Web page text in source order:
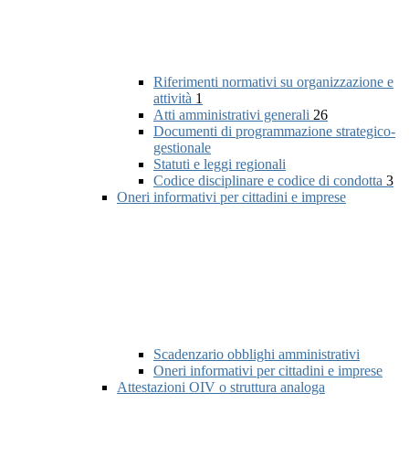
Riferimenti normativi su organizzazione e
attività 1
Atti amministrativi generali 26
Documenti di programmazione strategico-
gestionale
Statuti e leggi regionali
Codice disciplinare e codice di condotta 3
Oneri informativi per cittadini e imprese
Scadenzario obblighi amministrativi
Oneri informativi per cittadini e imprese
Attestazioni OIV o struttura analoga